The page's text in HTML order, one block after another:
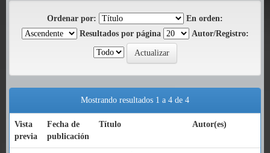
Ordenar por:
En orden:
Resultados por página
Autor/Registro:
Mostrando resultados 1 a 4 de 4
Vista
previa
Fecha de
publicación
Título Autor(es)